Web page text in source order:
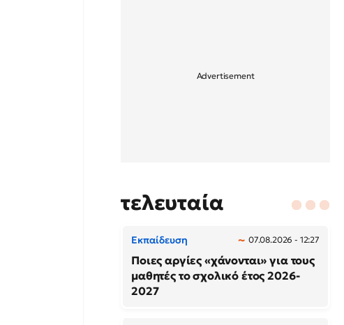
τελευταία
Εκπαίδευση 07.08.2026 - 12:27
Ποιες αργίες «χάνονται» για τους
μαθητές το σχολικό έτος 2026-
2027